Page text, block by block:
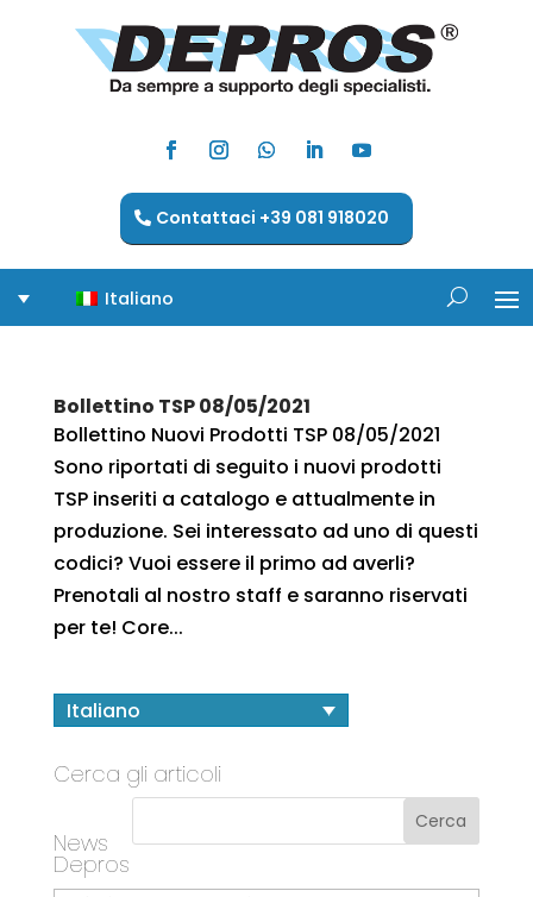
Contattaci +39 081 918020
Italiano
Bollettino TSP 08/05/2021
Bollettino Nuovi Prodotti TSP 08/05/2021
Sono riportati di seguito i nuovi prodotti
TSP inseriti a catalogo e attualmente in
produzione. Sei interessato ad uno di questi
codici? Vuoi essere il primo ad averli?
Prenotali al nostro staff e saranno riservati
per te! Core...
Italiano
Cerca gli articoli
News
Depros